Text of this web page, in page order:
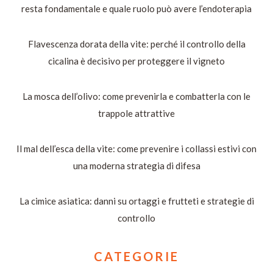
resta fondamentale e quale ruolo può avere l’endoterapia
Flavescenza dorata della vite: perché il controllo della
cicalina è decisivo per proteggere il vigneto
La mosca dell’olivo: come prevenirla e combatterla con le
trappole attrattive
Il mal dell’esca della vite: come prevenire i collassi estivi con
una moderna strategia di difesa
La cimice asiatica: danni su ortaggi e frutteti e strategie di
controllo
CATEGORIE